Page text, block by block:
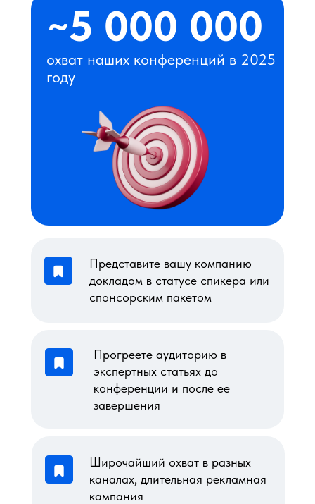
~5 000 000
Представите вашу компанию
докладом в статусе спикера или
спонсорским пакетом
Широчайший охват в разных
каналах, длительная рекламная
кампания
Прогреете аудиторию в
экспертных статьях до
конференции и после ее
завершения
охват наших конференций в 2025
году